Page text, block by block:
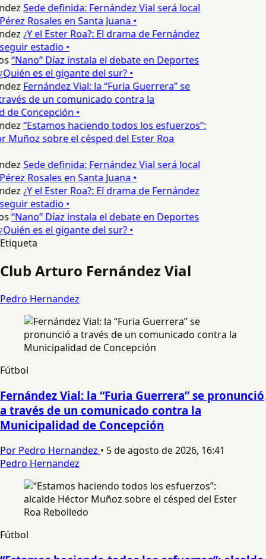
Sede definida: Fernández Vial será local
Rosales en Santa Juana •
¿Y el Ester Roa?: El drama de Fernández
estadio •
“Nano” Díaz instala el debate en Deportes
es el gigante del sur? •
Fernández Vial: la “Furia Guerrera” se
de un comunicado contra la
Concepción •
“Estamos haciendo todos los esfuerzos”:
Muñoz sobre el césped del Ester Roa
Sede definida: Fernández Vial será local
Rosales en Santa Juana •
¿Y el Ester Roa?: El drama de Fernández
estadio •
“Nano” Díaz instala el debate en Deportes
es el gigante del sur? •
Etiqueta
Club Arturo Fernández Vial
Pedro Hernandez
Fútbol
Fernández Vial: la “Furia Guerrera” se pronunció
a través de un comunicado contra la
Municipalidad de Concepción
Por Pedro Hernandez • 5 de agosto de 2026, 16:41
Pedro Hernandez
Fútbol